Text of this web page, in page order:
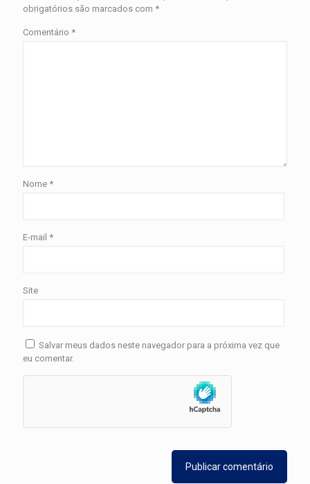
obrigatórios são marcados com *
Comentário *
Nome *
E-mail *
Site
Salvar meus dados neste navegador para a próxima vez que
eu comentar.